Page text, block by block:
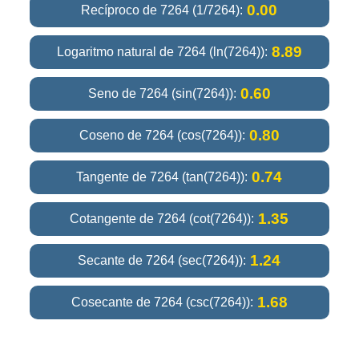
Recíproco de 7264 (1/7264): 0.00
Logaritmo natural de 7264 (ln(7264)): 8.89
Seno de 7264 (sin(7264)): 0.60
Coseno de 7264 (cos(7264)): 0.80
Tangente de 7264 (tan(7264)): 0.74
Cotangente de 7264 (cot(7264)): 1.35
Secante de 7264 (sec(7264)): 1.24
Cosecante de 7264 (csc(7264)): 1.68